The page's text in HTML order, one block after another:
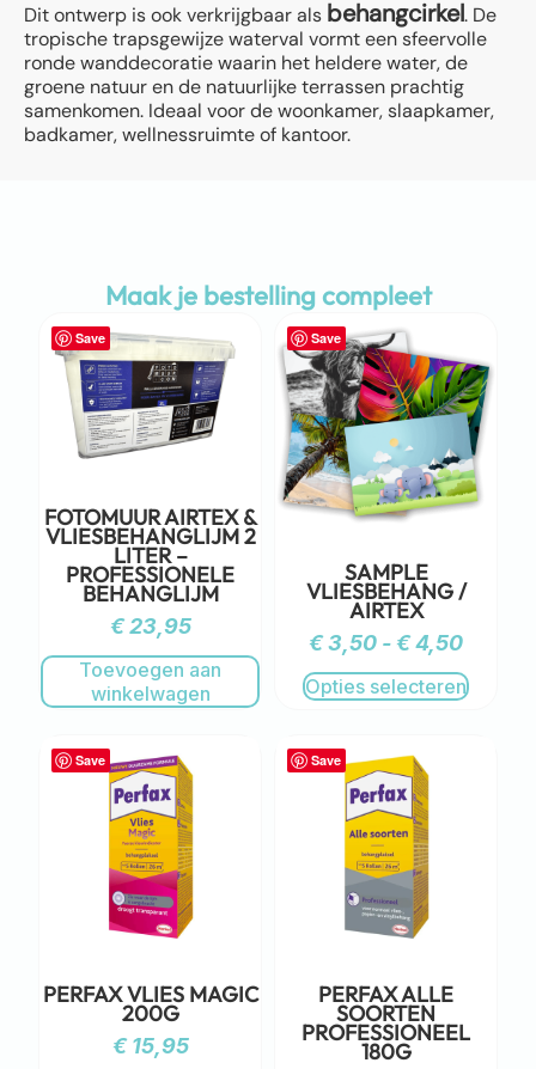
Dit ontwerp is ook verkrijgbaar als behangcirkel. De
tropische trapsgewijze waterval vormt een sfeervolle
ronde wanddecoratie waarin het heldere water, de
groene natuur en de natuurlijke terrassen prachtig
samenkomen. Ideaal voor de woonkamer, slaapkamer,
badkamer, wellnessruimte of kantoor.
Maak je bestelling compleet
Save
FOTOMUUR AIRTEX &
VLIESBEHANGLIJM 2
LITER –
PROFESSIONELE
BEHANGLIJM
€23,95
Toevoegen aan
winkelwagen
Save
SAMPLE
VLIESBEHANG /
AIRTEX
€3,50 - €4,50
Opties selecteren
Save
PERFAX VLIES MAGIC
200G
€15,95
Save
PERFAX ALLE
SOORTEN
PROFESSIONEEL
180G